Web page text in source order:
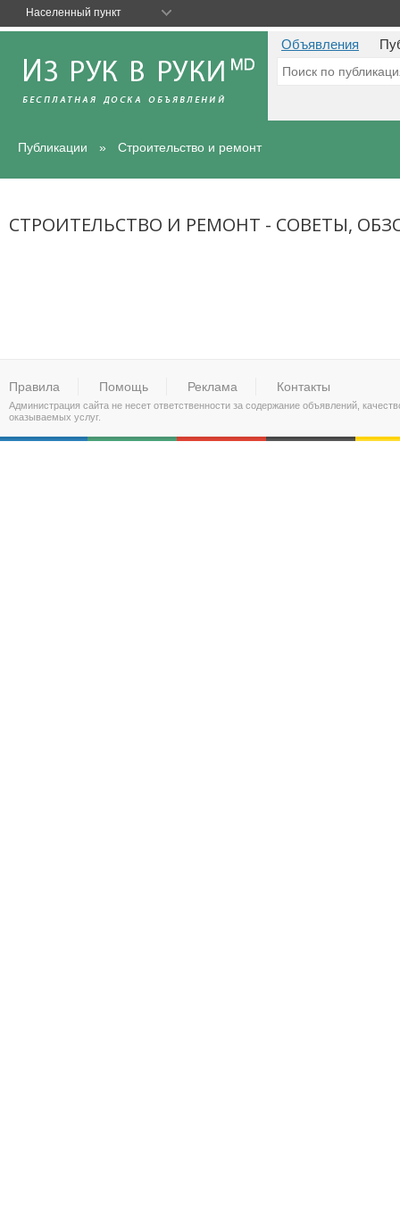
Объявления
Публикации Строительство и ремонт
СТРОИТЕЛЬСТВО И РЕМОНТ - СОВЕТЫ,
Правила Помощь Реклама Контакты
Администрация сайта не несет ответственности за содержание объявлений,
оказываемых услуг.
Населенный пункт